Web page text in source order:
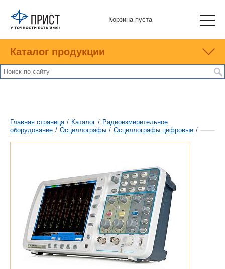
Корзина пуста
Каталог продукции
Главная страница / Каталог / Радиоизмерительное
оборудование / Осциллографы / Осциллографы цифровые /